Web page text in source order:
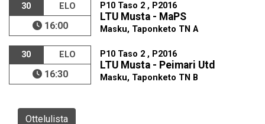
30 ELO
16:00
P10 Taso 2 , P2016
LTU Musta - MaPS
Masku, Taponketo TN A
30 ELO
16:30
P10 Taso 2 , P2016
LTU Musta - Peimari Utd
Masku, Taponketo TN B
Ottelulista